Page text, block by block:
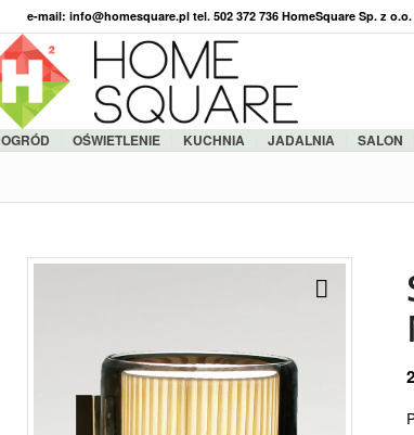
e-mail: info@homesquare.pl tel. 502 372 736 HomeSquare Sp. z
OGRÓD OŚWIETLENIE KUCHNIA JADALNIA SALON